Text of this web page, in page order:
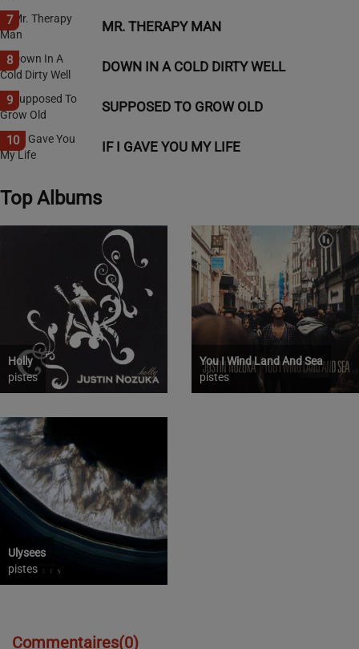
7 MR. THERAPY MAN
8 DOWN IN A COLD DIRTY WELL
9 SUPPOSED TO GROW OLD
10 IF I GAVE YOU MY LIFE
Top Albums
Holly
pistes
You I Wind Land And Sea
pistes
Ulysees
pistes
Commentaires(0)